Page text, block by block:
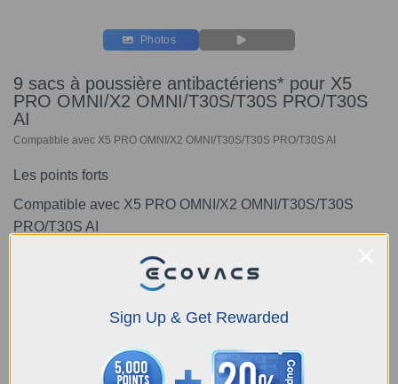
Photos
9 sacs à poussière antibactériens* pour X5
PRO OMNI/X2 OMNI/T30S/T30S PRO/T30S
AI
Compatible avec X5 PRO OMNI/X2 OMNI/T30S/T30S PRO/T30S AI
Les points forts
Compatible avec X5 PRO OMNI/X2 OMNI/T30S/T30S
PRO/T30S AI
(EPA Reg. No.:464-785) a été ajouté à nos produits, il
confère une activité antimicrobienne et prévient la
croissance des bactéries, des moisissures comme E. coli,
Sign Up & Get Rewarded